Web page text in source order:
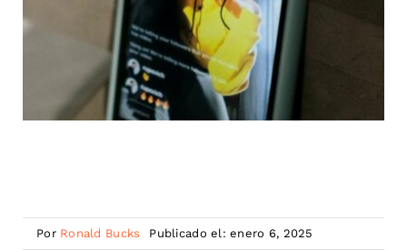
Por Ronald Bucks Publicado el: enero 6, 2025